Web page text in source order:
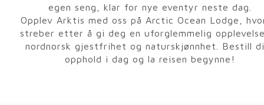
egen seng, klar for nye eventyr neste dag.
Opplev Arktis med oss på Arctic Ocean Lodge,
streber etter å gi deg en uforglemmelig
nordnorsk gjestfrihet og naturskjønnhet. Bestill
opphold i dag og la reisen begynne!